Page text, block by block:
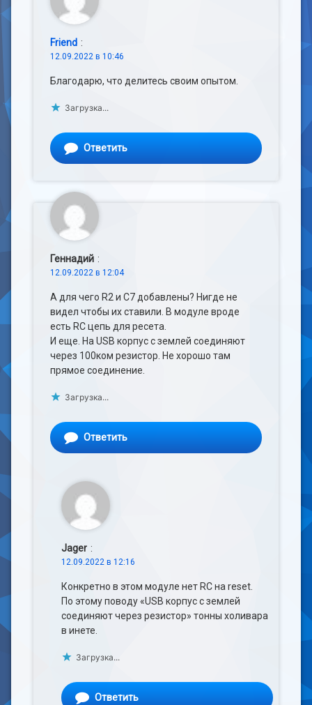
Friend :
12.09.2022 в 10:46
Благодарю, что делитесь своим опытом.
Загрузка...
Ответить
Геннадий :
12.09.2022 в 12:04
А для чего R2 и С7 добавлены? Нигде не
видел чтобы их ставили. В модуле вроде
есть RC цепь для ресета.
И еще. На USB корпус с землей соединяют
через 100ком резистор. Не хорошо там
прямое соединение.
Загрузка...
Ответить
Jager :
12.09.2022 в 12:16
Конкретно в этом модуле нет RC на reset.
По этому поводу «USB корпус с землей
соединяют через резистор» тонны холивара
в инете.
Загрузка...
Ответить